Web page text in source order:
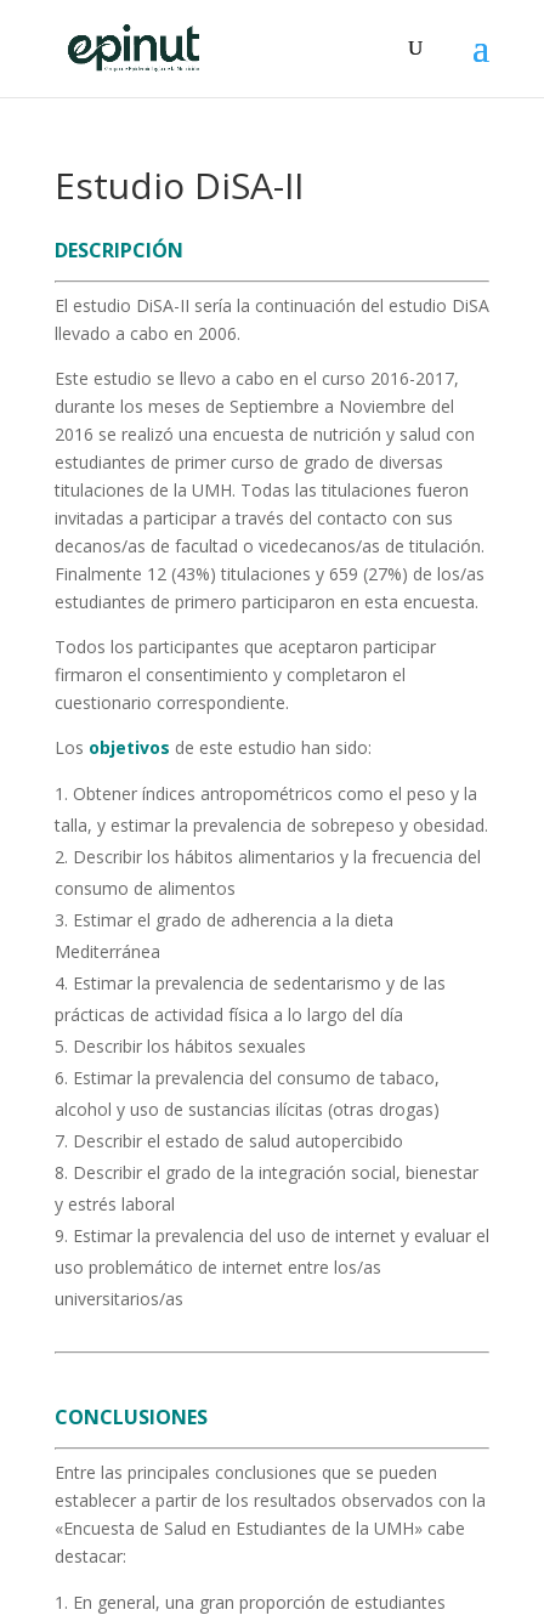
Estudio DiSA-II
DESCRIPCIÓN
El estudio DiSA-II sería la continuación del estudio DiSA
llevado a cabo en 2006.
Este estudio se llevo a cabo en el curso 2016-2017,
durante los meses de Septiembre a Noviembre del
2016 se realizó una encuesta de nutrición y salud con
estudiantes de primer curso de grado de diversas
titulaciones de la UMH. Todas las titulaciones fueron
invitadas a participar a través del contacto con sus
decanos/as de facultad o vicedecanos/as de titulación.
Finalmente 12 (43%) titulaciones y 659 (27%) de los/as
estudiantes de primero participaron en esta encuesta.
Todos los participantes que aceptaron participar
firmaron el consentimiento y completaron el
cuestionario correspondiente.
Los objetivos de este estudio han sido:
Obtener índices antropométricos como el peso y la
talla, y estimar la prevalencia de sobrepeso y obesidad.
Describir los hábitos alimentarios y la frecuencia del
consumo de alimentos
Estimar el grado de adherencia a la dieta
Mediterránea
Estimar la prevalencia de sedentarismo y de las
prácticas de actividad física a lo largo del día
Describir los hábitos sexuales
Estimar la prevalencia del consumo de tabaco,
alcohol y uso de sustancias ilícitas (otras drogas)
Describir el estado de salud autopercibido
Describir el grado de la integración social, bienestar
y estrés laboral
Estimar la prevalencia del uso de internet y evaluar el
uso problemático de internet entre los/as
universitarios/as
CONCLUSIONES
Entre las principales conclusiones que se pueden
establecer a partir de los resultados observados con la
«Encuesta de Salud en Estudiantes de la UMH» cabe
destacar:
En general, una gran proporción de estudiantes